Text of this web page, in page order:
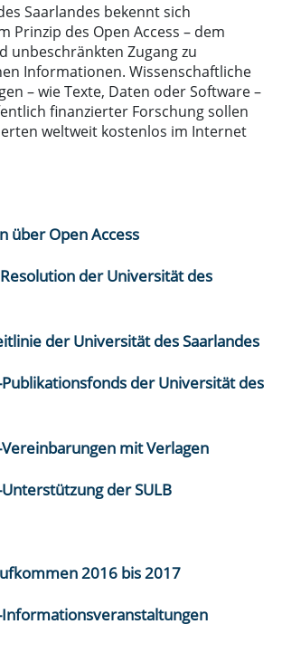
Saarlandes bekennt sich
Prinzip des Open Access – dem
unbeschränkten Zugang zu
Informationen. Wissenschaftliche
– wie Texte, Daten oder Software –
finanzierter Forschung sollen
weltweit kostenlos im Internet
über Open Access
der Universität des
der Universität des Saarlandes
Publikationsfonds der Universität des
Vereinbarungen mit Verlagen
der SULB
2016 bis 2017
Informationsveranstaltungen